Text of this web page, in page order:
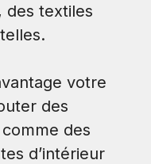
des textiles
votre
des
des
d’intérieur